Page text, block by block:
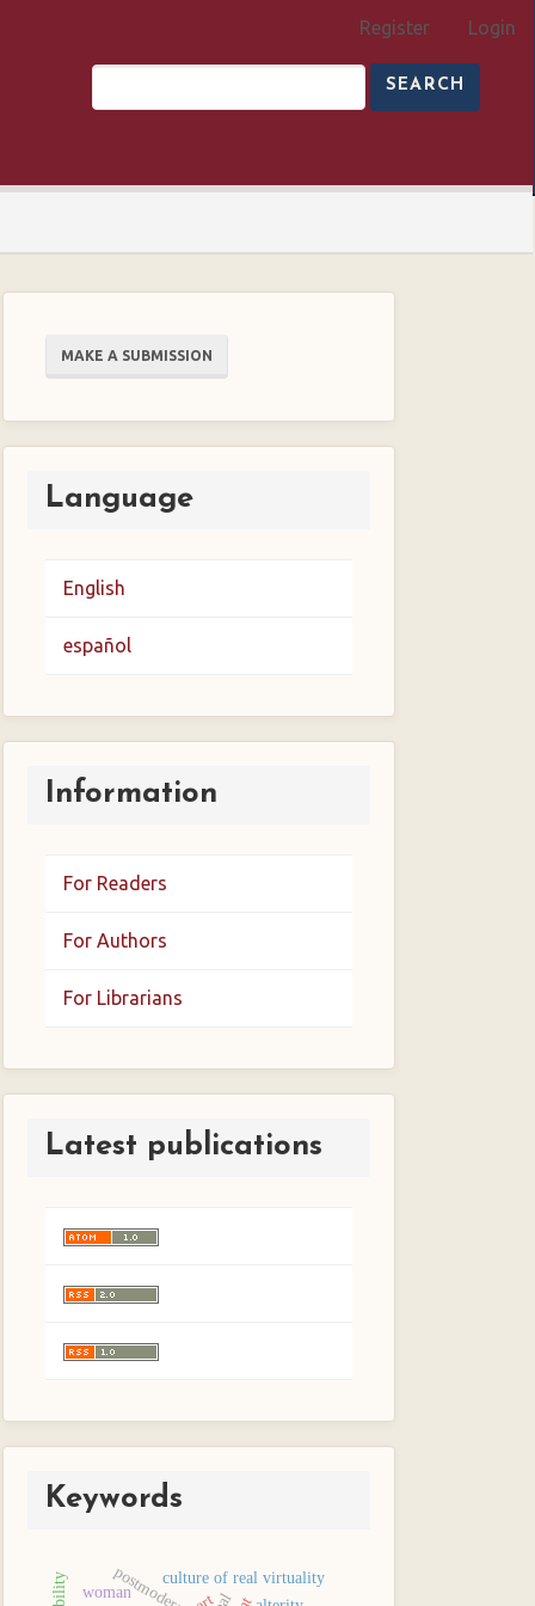
Register Login
SEARCH
Make
MAKE A SUBMISSION
Language
English
español
Information
For Readers
For Authors
For Librarians
Latest publications
Keywords
culture of real virtuality
woman